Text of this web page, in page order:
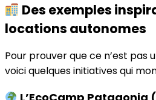
Des exemples
locations autonomes
Pour prouver que ce n’est pas
voici quelques initiatives qui